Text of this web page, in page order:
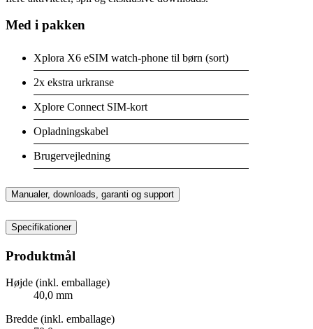
Med i pakken
Xplora X6 eSIM watch-phone til børn (sort)
2x ekstra urkranse
Xplore Connect SIM-kort
Opladningskabel
Brugervejledning
Manualer, downloads, garanti og support
Specifikationer
Produktmål
Højde (inkl. emballage)
40,0 mm
Bredde (inkl. emballage)